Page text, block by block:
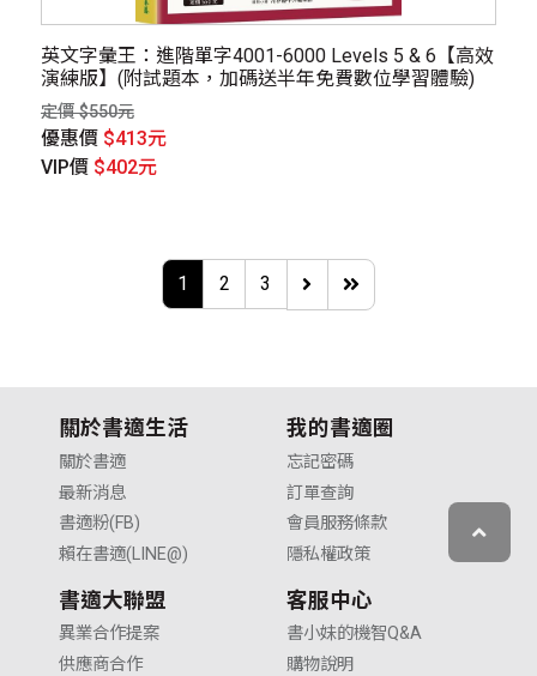
英文字彙王：進階單字4001-6000 Levels 5 & 6【高效
演練版】(附試題本，加碼送半年免費數位學習體驗)
定價 $550元
優惠價 $413元
VIP價 $402元
1 2 3
關於書適生活
關於書適
最新消息
書適粉(FB)
賴在書適(LINE@)
我的書適圈
忘記密碼
訂單查詢
會員服務條款
隱私權政策
書適大聯盟
異業合作提案
供應商合作
客服中心
書小妹的機智Q&A
購物說明